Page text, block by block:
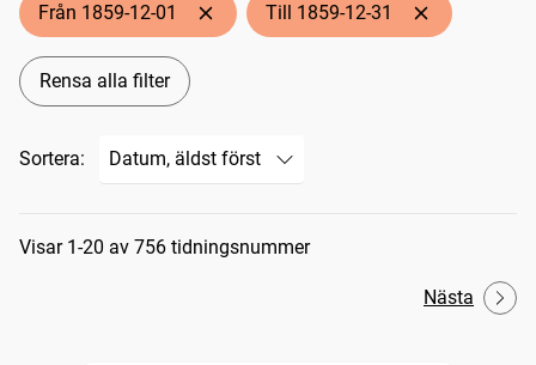
Från 1859-12-01 Till 1859-12-31
Rensa alla filter
Sortera:
Sökresultat
Visar 1-20 av 756 tidningsnummer
Nästa